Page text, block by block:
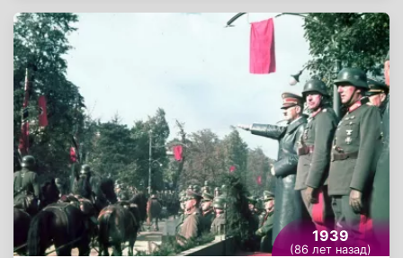
разрушило Токио и Иокогаму.
1939
(86 лет назад)